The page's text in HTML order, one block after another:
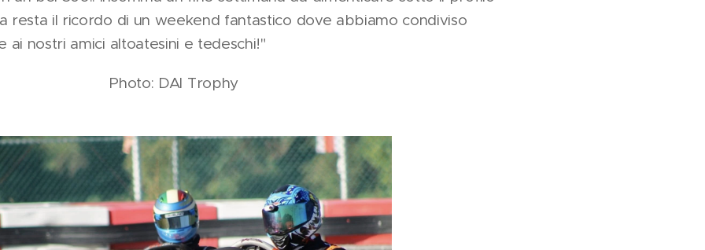
resta il ricordo di un weekend fantastico dove abbiamo condiviso
ai nostri amici altoatesini e tedeschi!"
Photo: DAI Trophy